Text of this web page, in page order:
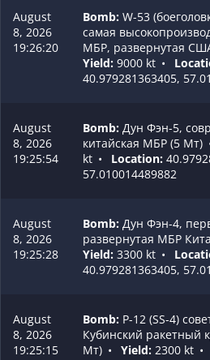
August
8, 2026
19:26:20
Bomb: W-53
самая
МБР, развернутая
Yield: 9000 kt •
40.979281363405,
August
8, 2026
19:25:54
Bomb: Дун Фэн-5,
китайская МБР (5 Мт)
kt • Location:
57.010014489882
August
8, 2026
19:25:28
Bomb: Дун Фэн-4,
развернутая МБР
Yield: 3300 kt •
40.979281363405,
August
8, 2026
19:25:15
Bomb: Р-12 (SS-4)
Кубинский ракетный
Мт) • Yield: 2300 kt •